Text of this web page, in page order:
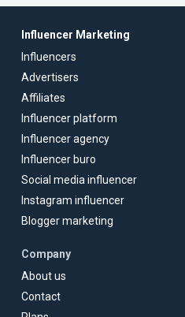
Influencer Marketing
Influencers
Advertisers
Affiliates
Influencer platform
Influencer agency
Influencer buro
Social media influencer
Instagram influencer
Blogger marketing
Company
About us
Contact